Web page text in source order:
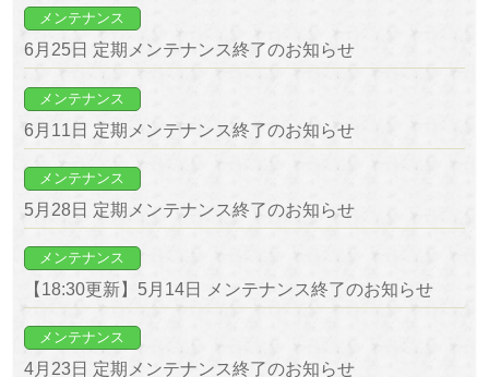
メンテナンス
6月25日 定期メンテナンス終了のお知らせ
メンテナンス
6月11日 定期メンテナンス終了のお知らせ
メンテナンス
5月28日 定期メンテナンス終了のお知らせ
メンテナンス
【18:30更新】5月14日 メンテナンス終了のお知らせ
メンテナンス
4月23日 定期メンテナンス終了のお知らせ